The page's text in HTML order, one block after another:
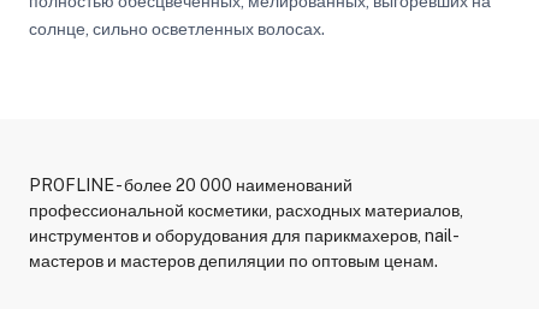
солнце, сильно осветленных волосах.
PROFLINE - более 20 000 наименований
профессиональной косметики, расходных материалов,
инструментов и оборудования для парикмахеров, nail-
мастеров и мастеров депиляции по оптовым ценам.